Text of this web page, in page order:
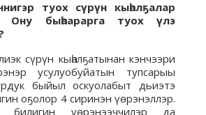
туох сүрүн кыһалҕалар
Ону быһаарарга туох үлэ
сүрүн кыһалҕатынан кэнчээри
усулуобуйатын тупсарыы
быйыл оскуолабыт дьиэтэ
оҕолор 4 сиринэн үөрэнэллэр.
үөрэнээччилэр да